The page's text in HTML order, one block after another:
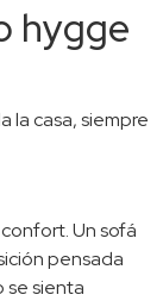
hygge
la casa, siempre
Un sofá
pensada
se sienta